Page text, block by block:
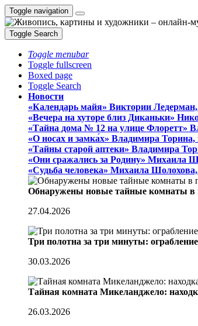
Toggle navigation
Toggle Search
Toggle menubar
Toggle fullscreen
Boxed page
Toggle Search
Новости
«Календарь майя» Виктории
«Вечера на хуторе близ Диканьки»
«Тайна дома № 12 на улице Флоретт»
«О носах и замка́х» Владимира Торина,
«Тайны старой аптеки» Владимира
«Они сражались за Родину» Михаила
«Судьба человека» Михаила
Обнаружены новые тайные комнаты в
27.04.2026
Три полотна за три минуты:
30.03.2026
Тайная комната Микеланджело:
26.03.2026